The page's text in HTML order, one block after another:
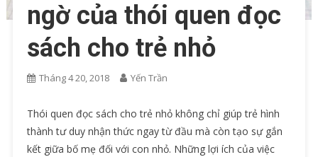
ngờ của thói quen đọc
sách cho trẻ nhỏ
Tháng 4 20, 2018 Yến Trần
Thói quen đọc sách cho trẻ nhỏ không chỉ giúp trẻ hình
thành tư duy nhận thức ngay từ đầu mà còn tạo sự gắn
kết giữa bố mẹ đối với con nhỏ. Những lợi ích của việc